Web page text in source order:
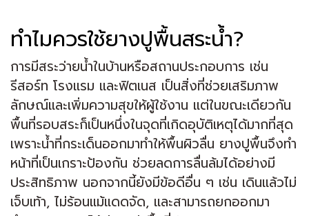
ทำไมควรใช้ยางปูพื้นสระน้ำ?
การมีสระว่ายน้ำในบ้านหรือสถานประกอบการ เช่น
รีสอร์ท โรงแรม และฟิตเนส เป็นสิ่งที่ช่วยเสริมภาพ
ลักษณ์และเพิ่มความสุขให้ผู้ใช้งาน แต่ในขณะเดียวกัน
พื้นที่รอบสระก็เป็นหนึ่งในจุดที่เกิดอุบัติเหตุได้มากที่สุด
เพราะน้ำที่กระเด็นออกมาทำให้พื้นผิวลื่น ยางปูพื้นจึงทำ
หน้าที่เป็นเกราะป้องกัน ช่วยลดการลื่นล้มได้อย่างมี
ประสิทธิภาพ นอกจากนี้ยังมีข้อดีอื่น ๆ เช่น เดินแล้วไม่
เจ็บเท้า, ไม่ร้อนแม้แดดจัด, และสามารถยกออกมา